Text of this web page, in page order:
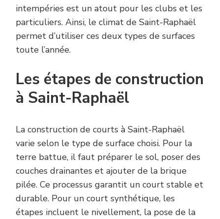
intempéries est un atout pour les clubs et les
particuliers. Ainsi, le climat de Saint-Raphaël
permet d’utiliser ces deux types de surfaces
toute l’année.
Les étapes de construction
à Saint-Raphaël
La construction de courts à Saint-Raphaël
varie selon le type de surface choisi. Pour la
terre battue, il faut préparer le sol, poser des
couches drainantes et ajouter de la brique
pilée. Ce processus garantit un court stable et
durable. Pour un court synthétique, les
étapes incluent le nivellement, la pose de la